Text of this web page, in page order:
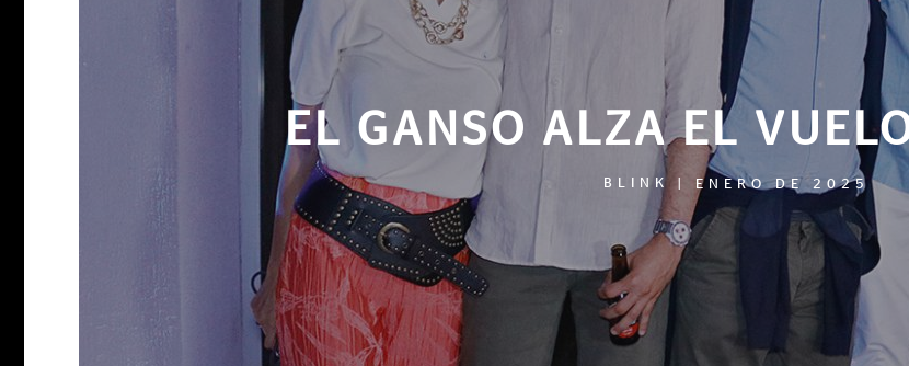
EL GANSO ALZA EL
BLINK ENERO DE 2025